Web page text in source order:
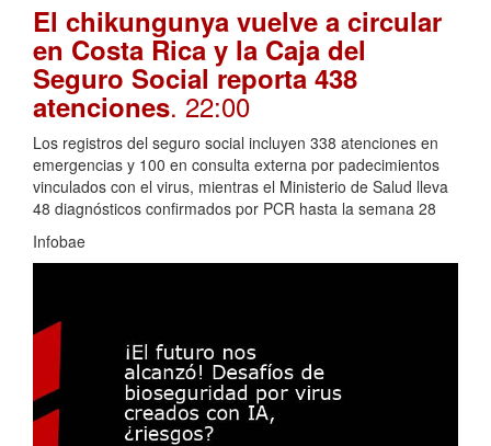
El chikungunya vuelve a circular
en Costa Rica y la Caja del
Seguro Social reporta 438
atenciones. 22:00
Los registros del seguro social incluyen 338 atenciones en
emergencias y 100 en consulta externa por padecimientos
vinculados con el virus, mientras el Ministerio de Salud lleva
48 diagnósticos confirmados por PCR hasta la semana 28
Infobae